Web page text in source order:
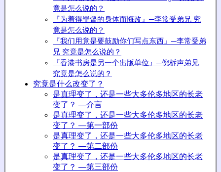
竟是怎么说的？
『为着得罪督的身体而悔改』─李常受弟兄 究
竟是怎么说的？
『我们用意是要鼓励你们写点东西』─李常受弟
兄 究竟是怎么说的？
『香港书房是另一个出版单位』─倪柝声弟兄
究竟是怎么说的？
究竟是什么改变了？
是真理变了，还是一些大多伦多地区的长老
变了？ —介言
是真理变了，还是一些大多伦多地区的长老
变了？ —第一部份
是真理变了，还是一些大多伦多地区的长老
变了？ —第二部份
是真理变了，还是一些大多伦多地区的长老
变了？ —第三部份